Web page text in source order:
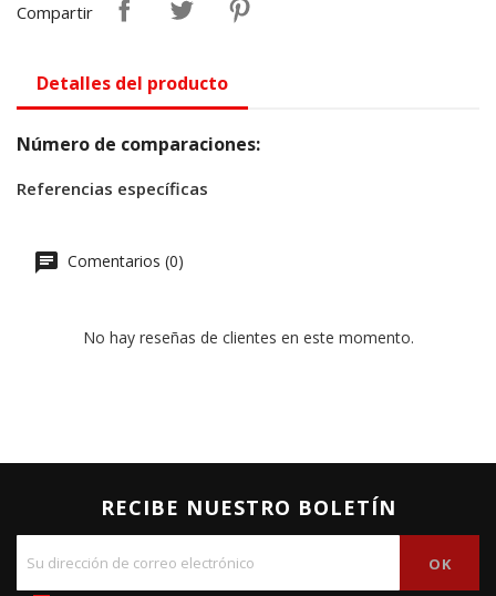
Compartir
Detalles del producto
Número de comparaciones:
Referencias específicas
Comentarios (0)
No hay reseñas de clientes en este momento.
RECIBE NUESTRO BOLETÍN